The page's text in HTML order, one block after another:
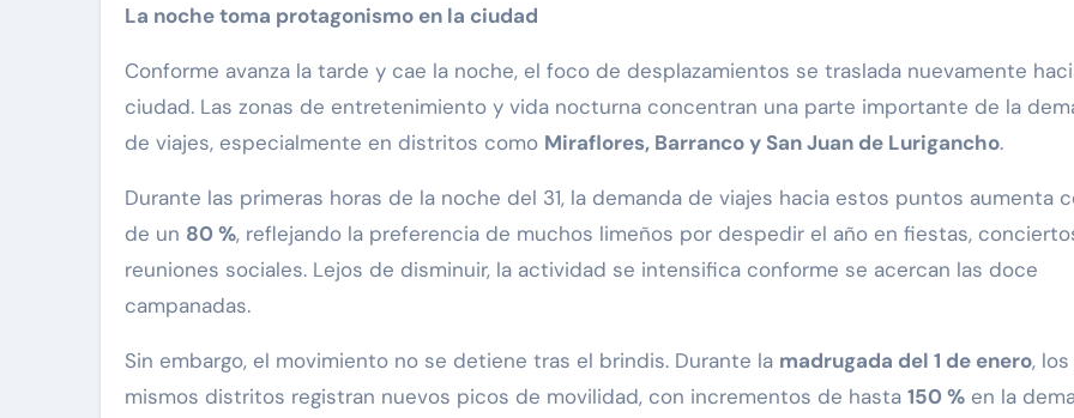
La noche toma protagonismo en la ciudad
Conforme avanza la tarde y cae la noche, el foco de desplazamientos se traslada nuevamente
ciudad. Las zonas de entretenimiento y vida nocturna concentran una parte importante de la
de viajes, especialmente en distritos como Miraflores, Barranco y San Juan de Lurigancho.
Durante las primeras horas de la noche del 31, la demanda de viajes hacia estos puntos aumenta
de un 80 %, reflejando la preferencia de muchos limeños por despedir el año en fiestas,
reuniones sociales. Lejos de disminuir, la actividad se intensifica conforme se acercan las doce
campanadas.
Sin embargo, el movimiento no se detiene tras el brindis. Durante la madrugada del 1 de enero, los
mismos distritos registran nuevos picos de movilidad, con incrementos de hasta 150 % en la